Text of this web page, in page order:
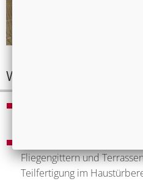
Wir garantieren Ihnen:
Fliegengittern und
Teilfertigung im